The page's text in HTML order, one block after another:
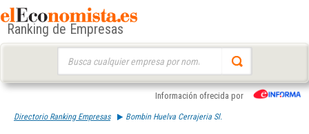
Ranking de Empresas
Información ofrecida por
Directorio Ranking Empresas Bombin Huelva Cerrajeria Sl.